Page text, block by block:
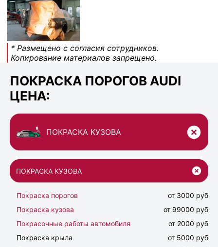
* Размещено с согласия сотрудников.
Копирование материалов запрещено.
ПОКРАСКА ПОРОГОВ AUDI
ЦЕНА:
ПОКРАСКА КУЗОВА
ПОКРАСКА КУЗОВА
Покраска порогов
от 3000 руб
Покраска кузова
от 99000 руб
Покрасочные работы автомобиля
от 2000 руб
Покраска крыла
от 5000 руб